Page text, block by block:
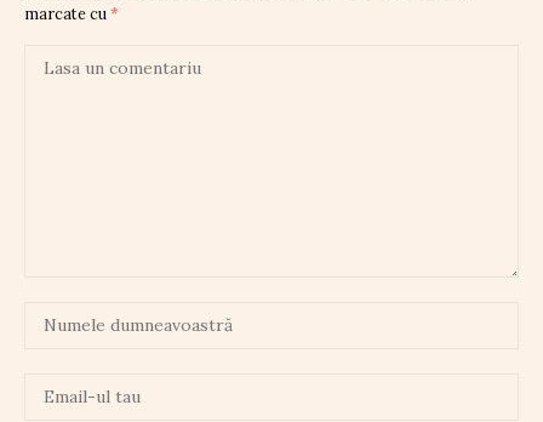
marcate cu *